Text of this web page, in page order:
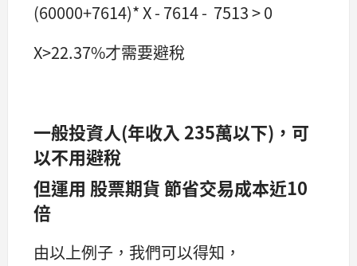
(60000+7614)* X - 7614 - 7513 > 0
X>22.37%才需要避稅
一般投資人(年收入 235萬以下)，可
以不用避稅
但運用 股票期貨 節省交易成本近10
倍
由以上例子，我們可以得知，